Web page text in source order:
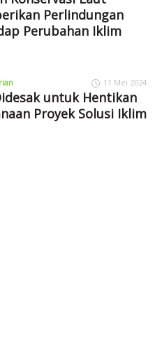
Perlindungan
Perubahan Iklim
11 Mei 2024
untuk Hentikan
Proyek Solusi Iklim